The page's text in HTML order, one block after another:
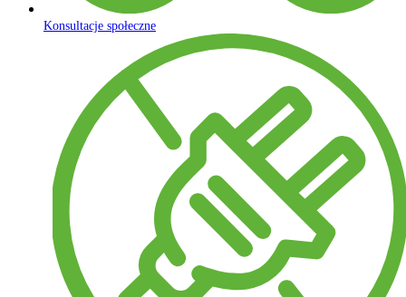
Konsultacje społeczne